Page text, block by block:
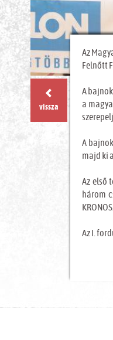
vissza
Az
Felnőtt
A
a
A
majd ki
Az első
három
Az I.